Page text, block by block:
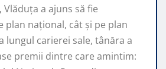
Vlăduța a ajuns să fie
plan naţional, cât şi pe plan
lungul carierei sale, tânăra a
premii dintre care amintim: